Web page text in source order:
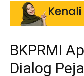
BKPRMI
Dialog